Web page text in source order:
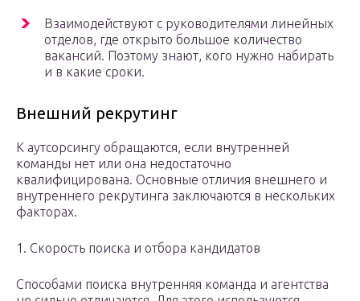
Взаимодействуют с руководителями линейных
отделов, где открыто большое количество
вакансий. Поэтому знают, кого нужно набирать
и в какие сроки.
Внешний рекрутинг
К аутсорсингу обращаются, если внутренней
команды нет или она недостаточно
квалифицирована. Основные отличия внешнего и
внутреннего рекрутинга заключаются в нескольких
факторах.
1. Скорость поиска и отбора кандидатов
Способами поиска внутренняя команда и агентства